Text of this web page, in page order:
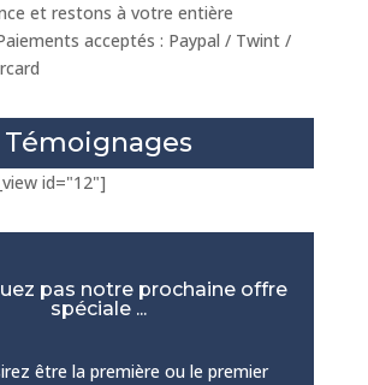
et restons à votre entière
acceptés : Paypal / Twint /
Témoignages
id="12"]
pas notre prochaine offre
spéciale ...
être la première ou le premier